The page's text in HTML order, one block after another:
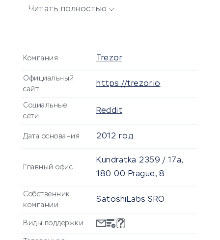
установки дополнительного
криптовалютами, имеют
грамотный софт для ПК.
Читать полностью
Компания Trezor
Официальный
сайт
https://trezor.io
Социальные
сети
Reddit
Дата основания 2012 год
Главный офис
Kundratka 2359 / 17a,
180 00 Prague, 8
Собственник
компании
SatoshiLabs SRO
Виды поддержки